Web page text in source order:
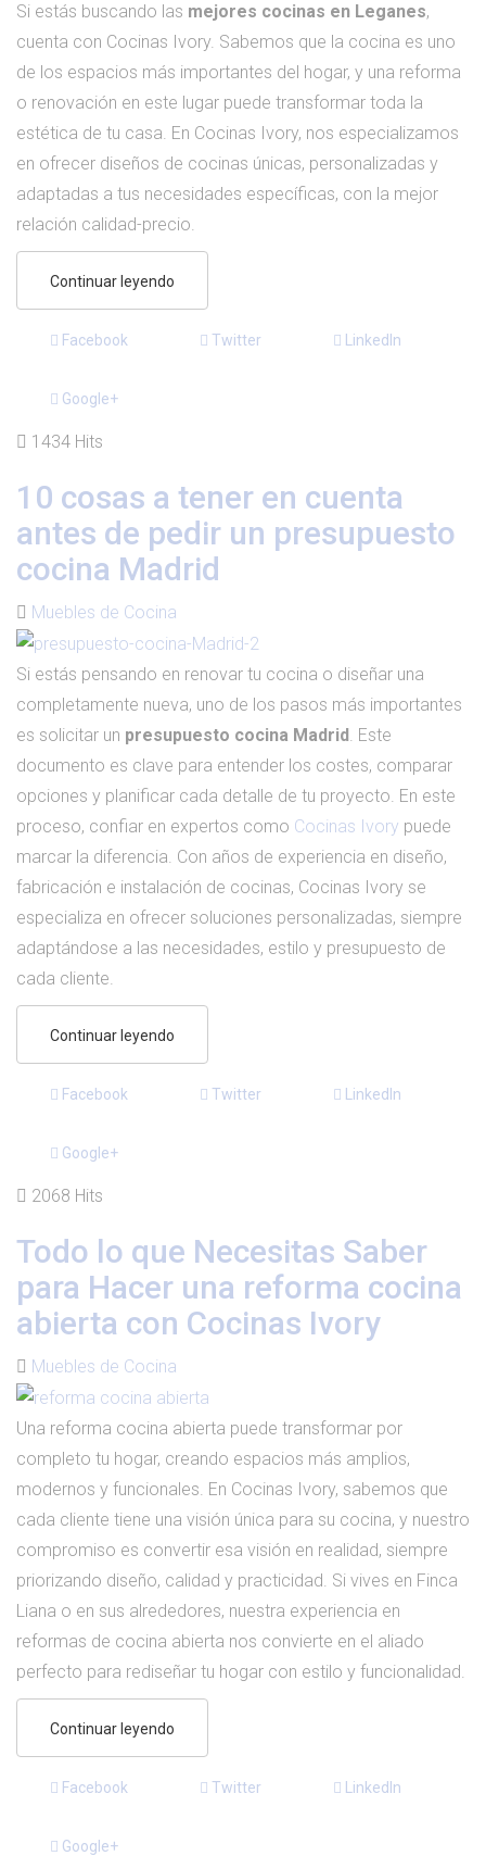
Si estás buscando las mejores cocinas en Leganes,
cuenta con Cocinas Ivory. Sabemos que la cocina es uno
de los espacios más importantes del hogar, y una reforma
o renovación en este lugar puede transformar toda la
estética de tu casa. En Cocinas Ivory, nos especializamos
en ofrecer diseños de cocinas únicas, personalizadas y
adaptadas a tus necesidades específicas, con la mejor
relación calidad-precio.
Continuar leyendo
Facebook Twitter LinkedIn
Google+
1434 Hits
10 cosas a tener en cuenta
antes de pedir un presupuesto
cocina Madrid
Muebles de Cocina
Si estás pensando en renovar tu cocina o diseñar una
completamente nueva, uno de los pasos más importantes
es solicitar un presupuesto cocina Madrid. Este
documento es clave para entender los costes, comparar
opciones y planificar cada detalle de tu proyecto. En este
proceso, confiar en expertos como Cocinas Ivory puede
marcar la diferencia. Con años de experiencia en diseño,
fabricación e instalación de cocinas, Cocinas Ivory se
especializa en ofrecer soluciones personalizadas, siempre
adaptándose a las necesidades, estilo y presupuesto de
cada cliente.
Continuar leyendo
Facebook Twitter LinkedIn
Google+
2068 Hits
Todo lo que Necesitas Saber
para Hacer una reforma cocina
abierta con Cocinas Ivory
Muebles de Cocina
Una reforma cocina abierta puede transformar por
completo tu hogar, creando espacios más amplios,
modernos y funcionales. En Cocinas Ivory, sabemos que
cada cliente tiene una visión única para su cocina, y nuestro
compromiso es convertir esa visión en realidad, siempre
priorizando diseño, calidad y practicidad. Si vives en Finca
Liana o en sus alrededores, nuestra experiencia en
reformas de cocina abierta nos convierte en el aliado
perfecto para rediseñar tu hogar con estilo y funcionalidad.
Continuar leyendo
Facebook Twitter LinkedIn
Google+